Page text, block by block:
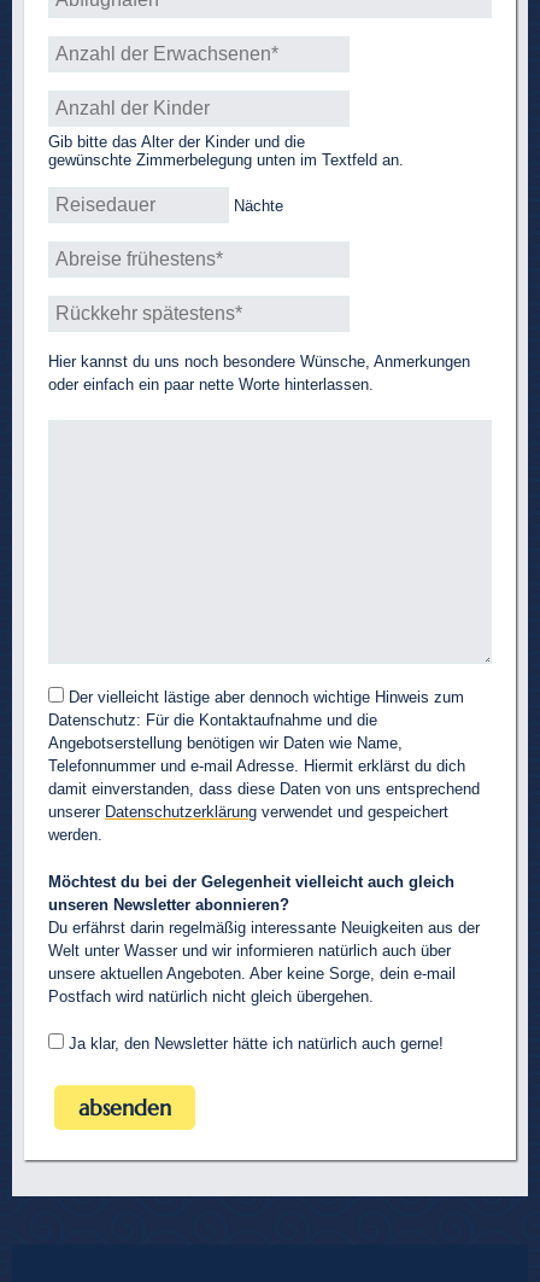
Gib bitte das Alter der Kinder und die
gewünschte Zimmerbelegung unten im Textfeld an.
Nächte
Hier kannst du uns noch besondere Wünsche, Anmerkungen
oder einfach ein paar nette Worte hinterlassen.
Der vielleicht lästige aber dennoch wichtige Hinweis zum
Datenschutz: Für die Kontaktaufnahme und die
Angebotserstellung benötigen wir Daten wie Name,
Telefonnummer und e-mail Adresse. Hiermit erklärst du dich
damit einverstanden, dass diese Daten von uns entsprechend
unserer Datenschutzerklärung verwendet und gespeichert
werden.
Möchtest du bei der Gelegenheit vielleicht auch gleich
unseren Newsletter abonnieren?
Du erfährst darin regelmäßig interessante Neuigkeiten aus der
Welt unter Wasser und wir informieren natürlich auch über
unsere aktuellen Angeboten. Aber keine Sorge, dein e-mail
Postfach wird natürlich nicht gleich übergehen.
Ja klar, den Newsletter hätte ich natürlich auch gerne!